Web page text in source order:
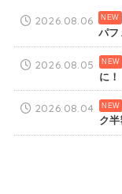
パフ
2026.08.06
に
2026.08.05
ク
2026.08.04